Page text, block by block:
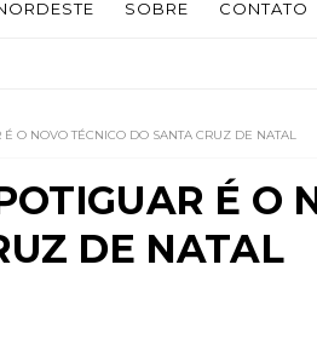
SOBRE CONTATO
É O NOVO TÉCNICO DO SANTA CRUZ DE NATAL
É O
DE NATAL